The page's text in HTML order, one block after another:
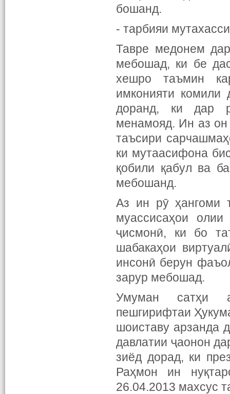
бошанд.
- тарбияи
Тавре медонем
мебошад, ки бе
хешро таъмин
имконияти комили
доранд, ки дар
менамояд. Ин аз
таъсири
ки мутаасифона
қобили қабул ва
мебошанд.
Аз ин рӯ ҳангоми
муассисаҳои
ҷисмонӣ, ки бо
шабакаҳои
инсонӣ берун
зарур мебошад.
Умуман сатҳи
пешгирифтаи
шоиставу арзанда
давлатии ҷаонон
зиёд дорад, ки
Раҳмон ин
26.04.2013 махсус